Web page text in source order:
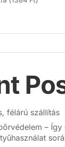
Ft.
félárú szállítás
–